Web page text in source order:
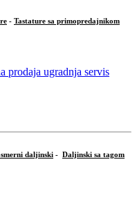
- Tastature sa primopredajnikom
daljinski - Daljinski sa tagom